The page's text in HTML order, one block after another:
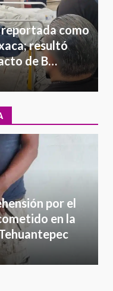
como
resultó
de B…
por el
en la